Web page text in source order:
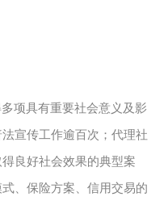
项具有重要社会意义及影
宣传工作逾百次；代理社
良好社会效果的典型案
、保险方案、信用交易的